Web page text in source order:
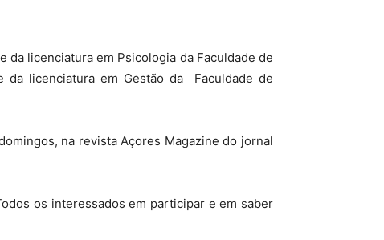
da licenciatura em Psicologia da Faculdade de
da licenciatura em Gestão da Faculdade de
na revista Açores Magazine do jornal
os interessados em participar e em saber